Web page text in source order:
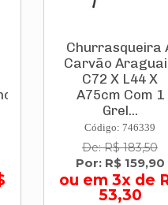
Churrasqueira A
Carvão Araguaia
C72 X L44 X
A75cm Com 1
Grel...
Código: 746339
De: R$ 183,50
Por: R$ 159,90
ou em 3x de R$
53,30